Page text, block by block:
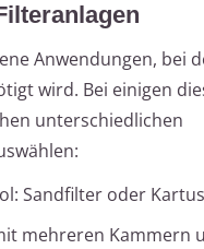
Anwendungen, bei
wird. Bei einigen
unterschiedlichen
Sandfilter oder
mehreren Kammern